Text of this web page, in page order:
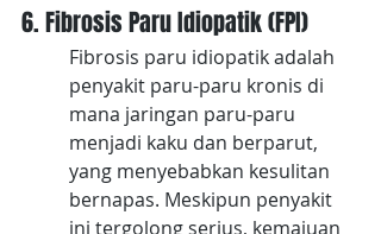
6. Fibrosis Paru Idiopatik (FPI)
Fibrosis paru idiopatik adalah
penyakit paru-paru kronis di
mana jaringan paru-paru
menjadi kaku dan berparut,
yang menyebabkan kesulitan
bernapas. Meskipun penyakit
ini tergolong serius, kemajuan